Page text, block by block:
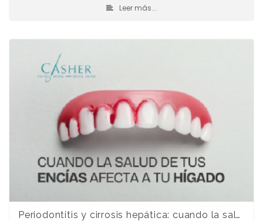
Leer más...
Periodontitis y cirrosis hepática: cuando la salud de tus encías afecta a tu hígado